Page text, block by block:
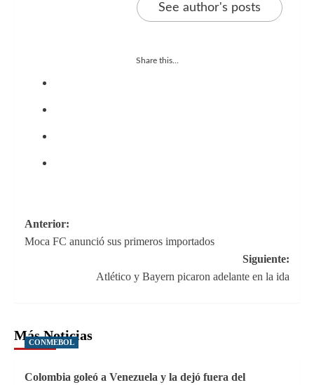
See author's posts
Share this...
Navegación
de
entradas
Anterior:
Moca FC anunció sus primeros importados
Siguiente:
Atlético y Bayern picaron adelante en la ida
Más Noticias
CONMEBOL
Colombia goleó a Venezuela y la dejó fuera del